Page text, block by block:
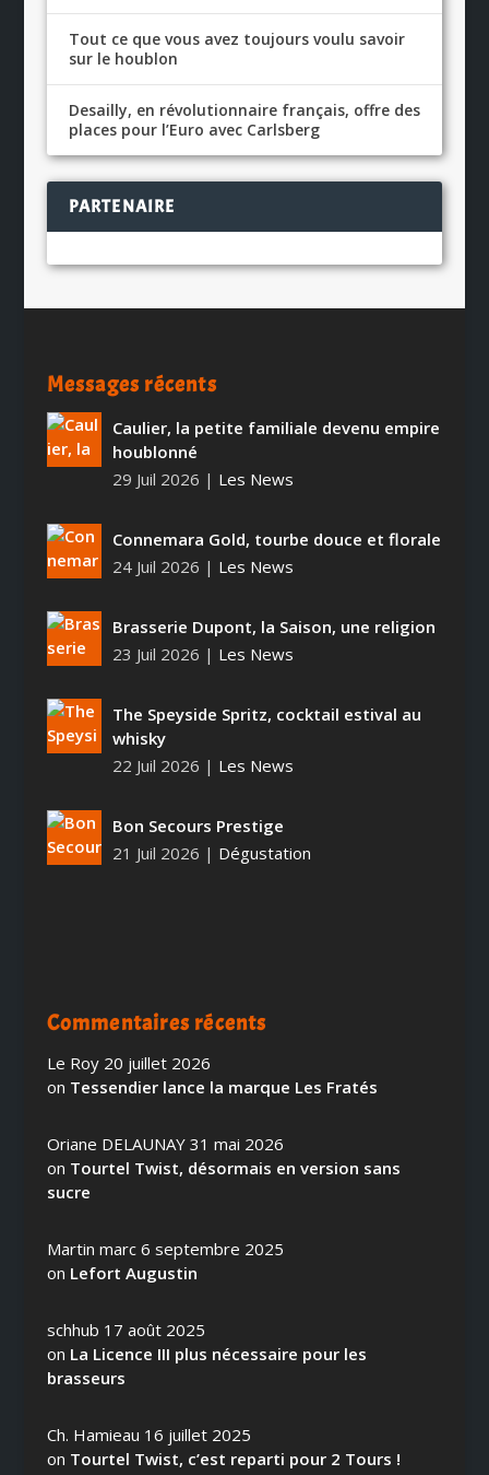
Tout ce que vous avez toujours voulu savoir
sur le houblon
Desailly, en révolutionnaire français, offre des
places pour l’Euro avec Carlsberg
PARTENAIRE
Messages récents
Caulier, la petite familiale devenu empire
houblonné
29 Juil 2026 | Les News
Connemara Gold, tourbe douce et florale
24 Juil 2026 | Les News
Brasserie Dupont, la Saison, une religion
23 Juil 2026 | Les News
The Speyside Spritz, cocktail estival au
whisky
22 Juil 2026 | Les News
Bon Secours Prestige
21 Juil 2026 | Dégustation
Commentaires récents
Le Roy 20 juillet 2026
on Tessendier lance la marque Les Fratés
Oriane DELAUNAY 31 mai 2026
on Tourtel Twist, désormais en version sans
sucre
Martin marc 6 septembre 2025
on Lefort Augustin
schhub 17 août 2025
on La Licence III plus nécessaire pour les
brasseurs
Ch. Hamieau 16 juillet 2025
on Tourtel Twist, c’est reparti pour 2 Tours !